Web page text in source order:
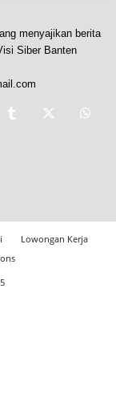
menyajikan berita
Siber Banten
Lowongan Kerja